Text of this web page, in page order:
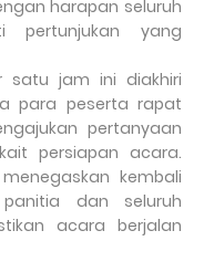
harapan seluruh
pertunjukan yang
satu jam ini diakhiri
para peserta rapat
pertanyaan
persiapan acara.
kembali
dan seluruh
acara berjalan